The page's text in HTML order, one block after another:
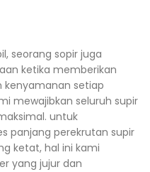
seorang sopir juga
ketika memberikan
kenyamanan setiap
mewajibkan seluruh supir
untuk
panjang perekrutan supir
ketat, hal ini kami
yang jujur dan